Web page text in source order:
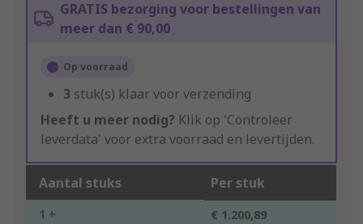
GRATIS bezorging voor bestellingen van
meer dan € 90,00
Op voorraad
3 stuk(s) klaar voor verzending
Heeft u meer nodig? Klik op 'Controleer
leverdata' voor extra voorraad en levertijden.
Aantal stuks Per stuk
1 + € 1.200,89